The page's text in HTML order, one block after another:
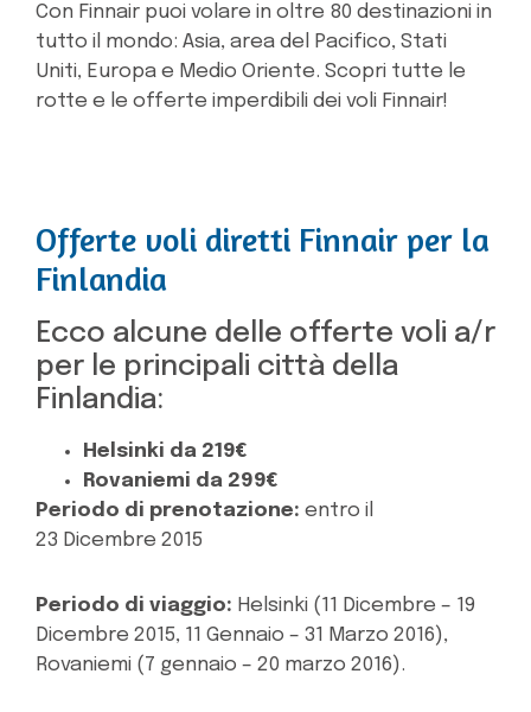
Con Finnair puoi volare in oltre 80 destinazioni in
tutto il mondo: Asia, area del Pacifico, Stati
Uniti, Europa e Medio Oriente. Scopri tutte le
rotte e le offerte imperdibili dei voli Finnair!
Offerte voli diretti Finnair per la
Finlandia
Ecco alcune delle offerte voli a/r
per le principali città della
Finlandia:
Helsinki da 219€
Rovaniemi da 299€
Periodo di prenotazione: entro il
23 Dicembre 2015
Periodo di viaggio: Helsinki (11 Dicembre – 19
Dicembre 2015, 11 Gennaio – 31 Marzo 2016),
Rovaniemi (7 gennaio – 20 marzo 2016).